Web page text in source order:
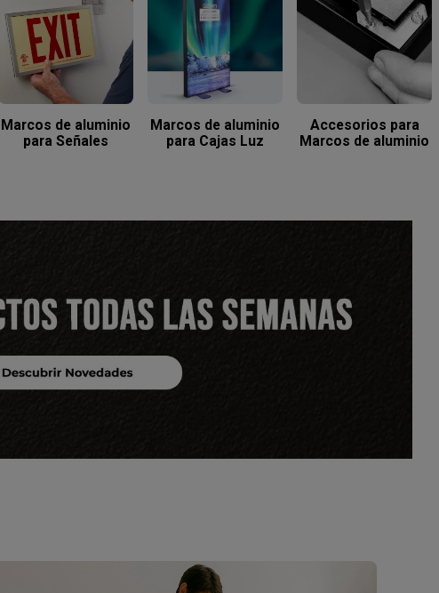
Marcos de aluminio
para Señales
Marcos de aluminio
para Cajas Luz
Accesorios para
Marcos de aluminio